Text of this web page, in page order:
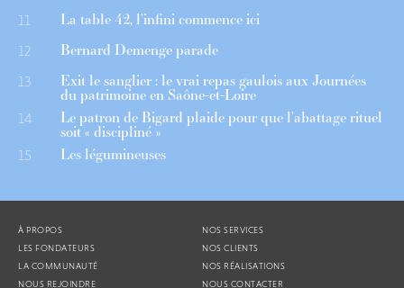
11 La table 42, l’infini commence ici
12 Bernard Demenge parade
13 Exit le sanglier : le vrai repas gaulois aux Journées
du patrimoine en Saône-et-Loire
14 Le patron de Bigard plaide pour que l’abattage rituel
soit « discipliné »
15 Les légumineuses
À PROPOS
LES FONDATEURS
LA COMMUNAUTÉ
NOUS REJOINDRE
NOS SERVICES
NOS CLIENTS
NOS RÉALISATIONS
NOUS CONTACTER